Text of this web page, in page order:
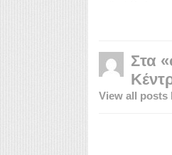
Στα
View all posts